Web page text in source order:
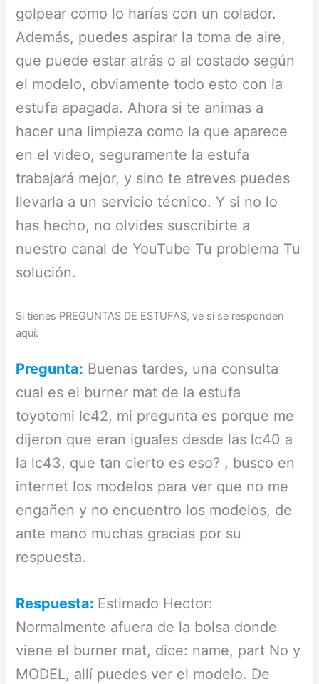
golpear como lo harías con un colador.
Además, puedes aspirar la toma de aire,
que puede estar atrás o al costado según
el modelo, obviamente todo esto con la
estufa apagada. Ahora si te animas a
hacer una limpieza como la que aparece
en el video, seguramente la estufa
trabajará mejor, y sino te atreves puedes
llevarla a un servicio técnico. Y si no lo
has hecho, no olvides suscribirte a
nuestro canal de YouTube Tu problema Tu
solución.
Si tienes PREGUNTAS DE ESTUFAS, ve si se responden
aquí:
Pregunta: Buenas tardes, una consulta
cual es el burner mat de la estufa
toyotomi lc42, mi pregunta es porque me
dijeron que eran iguales desde las lc40 a
la lc43, que tan cierto es eso? , busco en
internet los modelos para ver que no me
engañen y no encuentro los modelos, de
ante mano muchas gracias por su
respuesta.
Respuesta: Estimado Hector:
Normalmente afuera de la bolsa donde
viene el burner mat, dice: name, part No y
MODEL, allí puedes ver el modelo. De